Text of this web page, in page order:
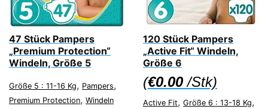
47 Stück Pampers
„Premium Protection“
Windeln, Größe 5
Größe 5 : 11-16 Kg, Pampers,
Premium Protection, Windeln
120 Stück Pampers
„Active Fit“ Windeln,
Größe 6
(€0.00 /Stk)
Active Fit, Größe 6 : 13-18 Kg,